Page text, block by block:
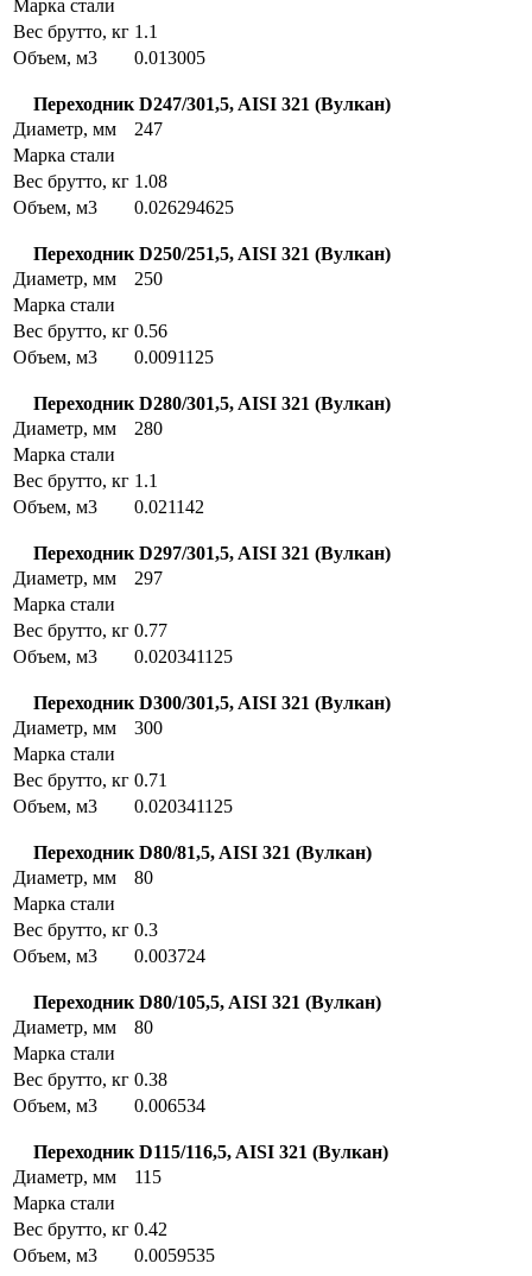
Марка стали
Вес брутто, кг 1.1
Объем, м3
0.013005
Переходник D247/301,5, AISI 321 (Вулкан)
Диаметр, мм
247
Марка стали
Вес брутто, кг 1.08
Объем, м3
0.026294625
Переходник D250/251,5, AISI 321 (Вулкан)
Диаметр, мм
250
Марка стали
Вес брутто, кг 0.56
Объем, м3
0.0091125
Переходник D280/301,5, AISI 321 (Вулкан)
Диаметр, мм
280
Марка стали
Вес брутто, кг 1.1
Объем, м3
0.021142
Переходник D297/301,5, AISI 321 (Вулкан)
Диаметр, мм
297
Марка стали
Вес брутто, кг 0.77
Объем, м3
0.020341125
Переходник D300/301,5, AISI 321 (Вулкан)
Диаметр, мм
300
Марка стали
Вес брутто, кг 0.71
Объем, м3
0.020341125
Переходник D80/81,5, AISI 321 (Вулкан)
Диаметр, мм
80
Марка стали
Вес брутто, кг 0.3
Объем, м3
0.003724
Переходник D80/105,5, AISI 321 (Вулкан)
Диаметр, мм
80
Марка стали
Вес брутто, кг 0.38
Объем, м3
0.006534
Переходник D115/116,5, AISI 321 (Вулкан)
Диаметр, мм
115
Марка стали
Вес брутто, кг 0.42
Объем, м3
0.0059535